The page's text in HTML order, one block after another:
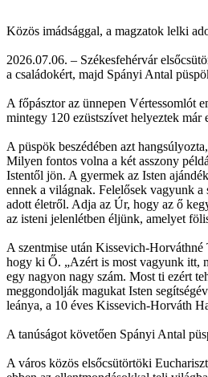
Közös imádsággal, a magzatok lelki
2026.07.06. – Székesfehérvár
a családokért, majd Spányi Antal
A főpásztor az ünnepen Vértessomlót
mintegy 120 ezüstszívet helyeztek már
A püspök beszédében azt
Milyen fontos volna a két asszony
Istentől jön. A gyermek az Isten
ennek a világnak. Felelősek vagyunk
adott életről. Adja az Úr, hogy az ő
az isteni jelenlétben éljünk, amelyet
A szentmise után Kissevich-
hogy ki Ő. „Azért is most vagyunk itt,
egy nagyon nagy szám. Most ti ezért
meggondolják magukat Isten
leánya, a 10 éves Kissevich-Horváth
A tanúságot követően Spányi Antal
A város közös elsőcsütörtöki